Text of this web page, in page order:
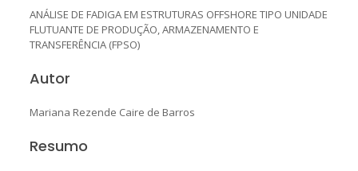
ANÁLISE DE FADIGA EM ESTRUTURAS OFFSHORE TIPO UNIDADE
FLUTUANTE DE PRODUÇÃO, ARMAZENAMENTO E
TRANSFERÊNCIA (FPSO)
Autor
Mariana Rezende Caire de Barros
Resumo